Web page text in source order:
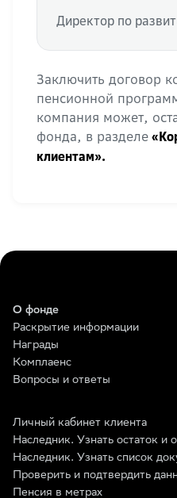
Директор по
Заключить договор
пенсионной
компания может,
фонда, в разделе
клиентам».
О фонде
Раскрытие информации
Награды
Комплаенс
Вопросы и ответы
Личный кабинет клиента
Наследник. Узнать остаток и
Наследник. Узнать список
Проверить и подтвердить
Пенсия в метрах